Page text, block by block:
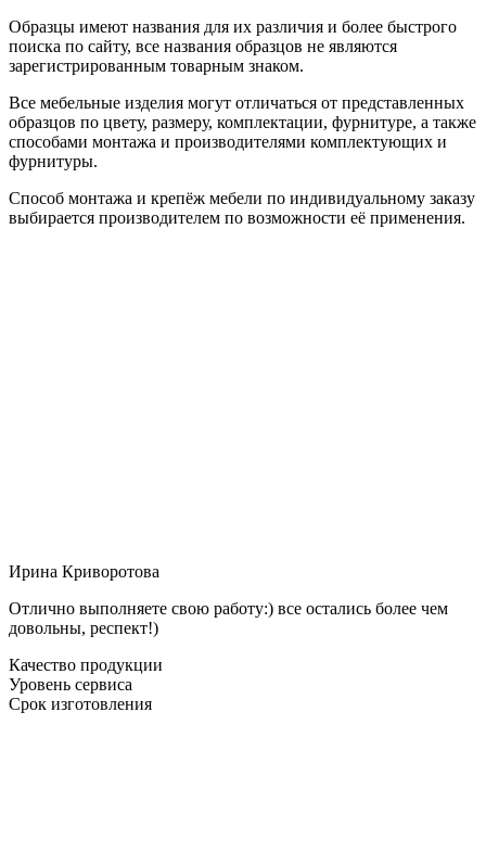
Образцы имеют названия для их различия и более быстрого
поиска по сайту, все названия образцов не являются
зарегистрированным товарным знаком.
Все мебельные изделия могут отличаться от представленных
образцов по цвету, размеру, комплектации, фурнитуре, а также
способами монтажа и производителями комплектующих и
фурнитуры.
Способ монтажа и крепёж мебели по индивидуальному заказу
выбирается производителем по возможности её применения.
Ирина Криворотова
Отлично выполняете свою работу:) все остались более чем
довольны, респект!)
Качество продукции
Уровень сервиса
Срок изготовления